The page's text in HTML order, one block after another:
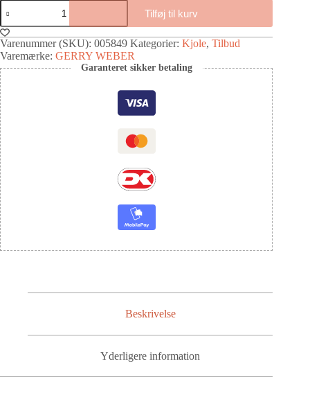
Tilføj til kurv
Varenummer (SKU): 005849 Kategorier: Kjole, Tilbud
Varemærke: GERRY WEBER
Garanteret sikker betaling
Beskrivelse
Yderligere information